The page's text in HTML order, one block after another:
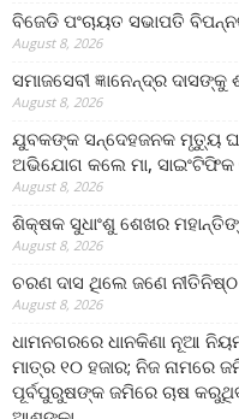
ବିଜେଡି ପଂଚାୟତ ସଭାପତି
August 8, 2026
ସମାଜସେବୀ ଜ୍ଞାନେନ୍ଦ୍ର ଦାସଙ୍କୁ
August 8, 2026
ଯୁବକଙ୍କ ସନ୍ଦେହଜନକ ମୃତ୍ୟୁ
ଅଭିଯୋଗ କଲେ ମା,
August 8, 2026
ଶିକ୍ଷକ ସୁଧାଂଶୁ ଶେଖର
August 8, 2026
ଚରଣ ଦାସ ଥିଲେ ଜଣେ
August 8, 2026
ଧାମନଗରରେ ଧାନକିଣା ନୂଆ
ମାତ୍ର ୧୦ ହଜାର; ନିଜ
ପୂର୍ବପୁରୁଷଙ୍କ ଜମିରେ ଚାଷ